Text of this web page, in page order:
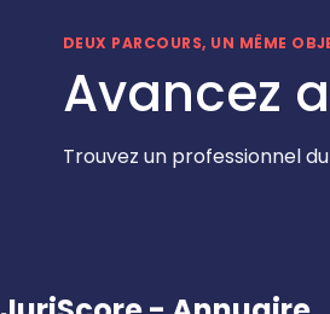
DEUX PARCOURS, UN MÊME
Avancez
Trouvez un professionnel